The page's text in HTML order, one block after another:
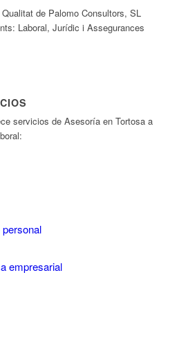
de Palomo Consultors, SL
Laboral, Jurídic i Assegurances
servicios de Asesoría en Tortosa a
empresarial